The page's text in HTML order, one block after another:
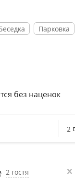
туризмом и
Парковка
без наценок
2 гостя